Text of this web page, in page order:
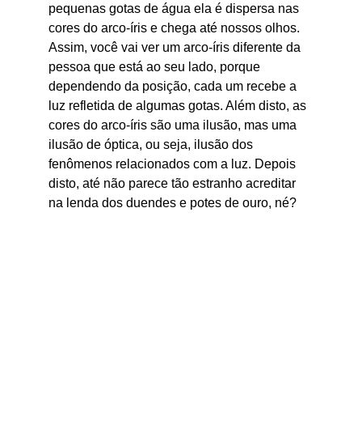
pequenas gotas de água ela é dispersa nas
cores do arco-íris e chega até nossos olhos.
Assim, você vai ver um arco-íris diferente da
pessoa que está ao seu lado, porque
dependendo da posição, cada um recebe a
luz refletida de algumas gotas. Além disto, as
cores do arco-íris são uma ilusão, mas uma
ilusão de óptica, ou seja, ilusão dos
fenômenos relacionados com a luz. Depois
disto, até não parece tão estranho acreditar
na lenda dos duendes e potes de ouro, né?